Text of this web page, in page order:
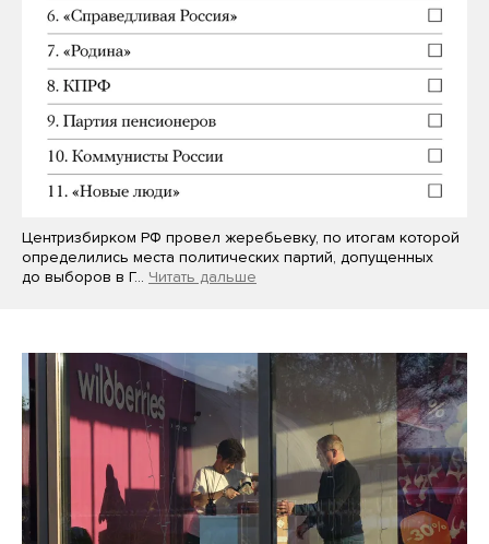
Центризбирком РФ провел жеребьевку, по итогам которой
определились места политических партий, допущенных
до выборов в Г… Читать дальше